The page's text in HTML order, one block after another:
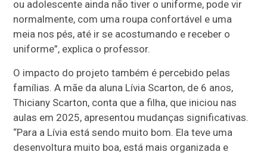
ou adolescente ainda não tiver o uniforme, pode vir
normalmente, com uma roupa confortável e uma
meia nos pés, até ir se acostumando e receber o
uniforme”, explica o professor.
O impacto do projeto também é percebido pelas
famílias. A mãe da aluna Lívia Scarton, de 6 anos,
Thiciany Scarton, conta que a filha, que iniciou nas
aulas em 2025, apresentou mudanças significativas.
“Para a Lívia está sendo muito bom. Ela teve uma
desenvoltura muito boa, está mais organizada e